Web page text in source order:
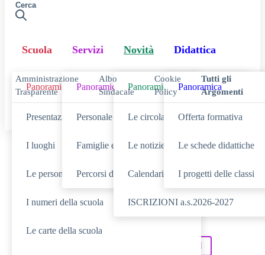
Cerca
Scuola
Panoramica
Presentazione
I luoghi
Le persone
I numeri della scuola
Le carte della scuola
Servizi
Panoramica
Personale scolastico
Famiglie e studenti
Percorsi di studio
Novità
Panoramica
Le circolari
Le notizie
Calendario eventi
ISCRIZIONI a.s.2026-2027
Didattica
Panoramica
Offerta formativa
Le schede didattiche
I progetti delle classi
Amministrazione
Trasparente
Albo
Sindacale
Cookie
Policy
Tutti gli
Argomenti
Cerca
SCUOLA